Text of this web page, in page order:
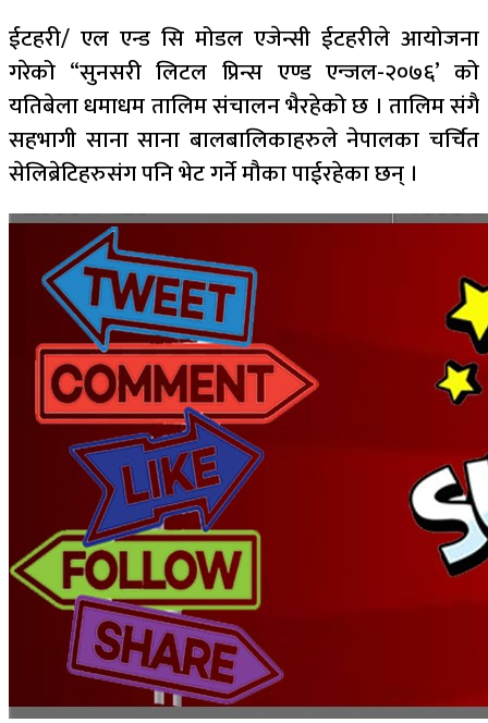
ईटहरी/ एल एन्ड सि मोडल एजेन्सी ईटहरीले आयोजना
गरेको “सुनसरी लिटल प्रिन्स एण्ड एन्जल-२०७६’ को
यतिबेला धमाधम तालिम संचालन भैरहेको छ । तालिम संगै
सहभागी साना साना बालबालिकाहरुले नेपालका चर्चित
सेलिब्रेटिहरुसंग पनि भेट गर्ने मौका पाईरहेका छन् ।